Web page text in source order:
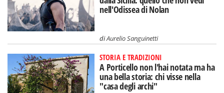
nell'Odissea di Nolan
diAurelio Sanguinetti
STORIA E TRADIZIONI
A Porticello non l'hai notata ma ha
una bella storia: chi visse nella
"casa degli archi"